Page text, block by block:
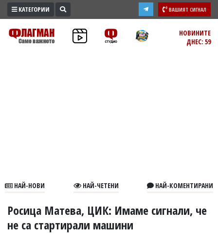
ПРОМО
ЗОНА
В
УКРАЙНА
КАТЕГОРИИ ВАШИЯТ СИГНАЛ
НОВИНИТЕ
ДНЕС: 59
НАЙ-НОВИ НАЙ-ЧЕТЕНИ НАЙ-КОМЕНТИРАНИ
Росица Матева, ЦИК: Имаме сигнали, че
не са стартирали машини